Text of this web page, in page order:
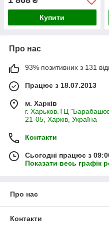
Купити
Про нас
93% позитивних з 131
Працює з 18.07.2013
м. Харків
г. Харьков.ТЦ
21-05, Харків, Україна
Контакти
Сьогодні працює з
Показати весь графік
Про нас
Контакти